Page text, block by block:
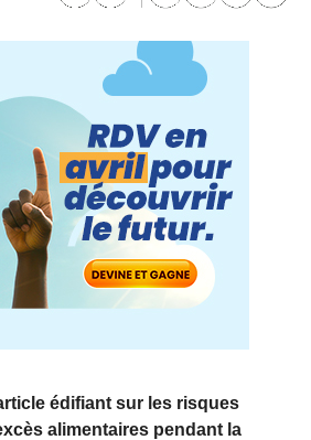
édifiant sur les risques
alimentaires pendant la